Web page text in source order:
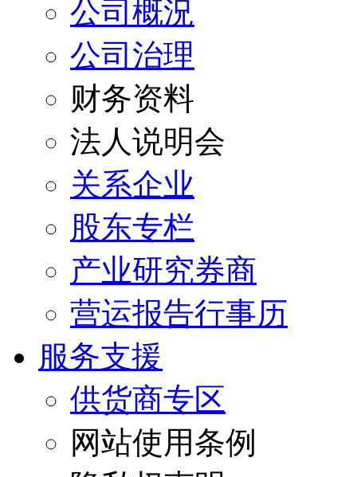
公司概況
公司治理
财务资料
法人说明会
关系企业
股东专栏
产业研究券商
营运报告行事历
服务支援
供货商专区
网站使用条例